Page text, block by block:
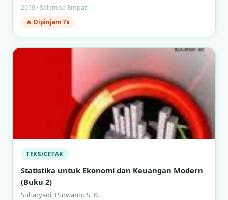
2019 · Salemba Empat
🔥 Dipinjam 7x
TEKS/CETAK
Statistika untuk Ekonomi dan Keuangan Modern
(Buku 2)
Suharyadi; Purwanto S. K.